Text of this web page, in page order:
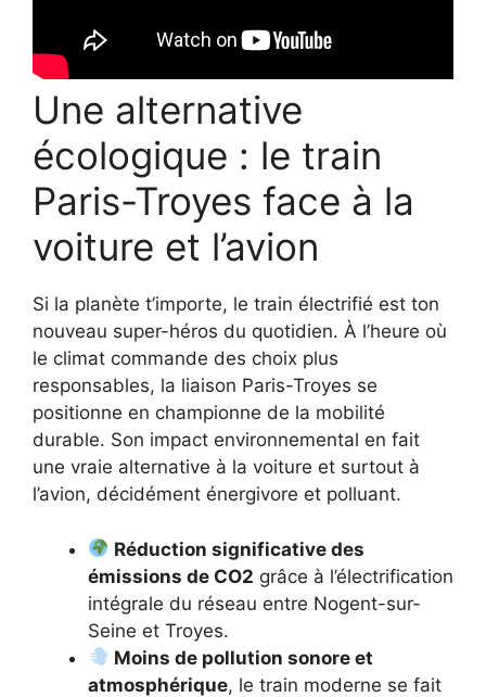
Une alternative
écologique : le train
Paris-Troyes face à la
voiture et l’avion
Si la planète t’importe, le train électrifié est ton
nouveau super-héros du quotidien. À l’heure où
le climat commande des choix plus
responsables, la liaison Paris-Troyes se
positionne en championne de la mobilité
durable. Son impact environnemental en fait
une vraie alternative à la voiture et surtout à
l’avion, décidément énergivore et polluant.
Réduction significative des
émissions de CO2 grâce à l’électrification
intégrale du réseau entre Nogent-sur-
Seine et Troyes.
Moins de pollution sonore et
atmosphérique, le train moderne se fait